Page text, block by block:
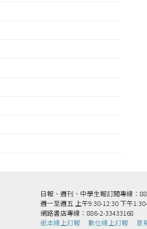
日報、週刊、中學生報訂閱專線：
週一至週五 上午9:30-12:30 下午
網路書店專線：886-2-33433168
紙本線上訂報
數位線上訂報 意